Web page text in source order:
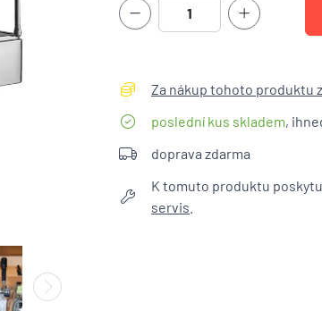
Za nákup tohoto produktu
poslední kus skladem,
doprava zdarma
K tomuto produktu
servis